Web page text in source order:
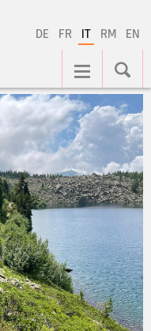
DE FR IT RM EN